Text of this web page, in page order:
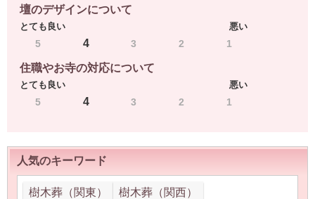
壇のデザインについて
とても良い 悪い
5 4 3 2 1
住職やお寺の対応について
とても良い 悪い
5 4 3 2 1
人気のキーワード
樹木葬（関東）
樹木葬（関西）